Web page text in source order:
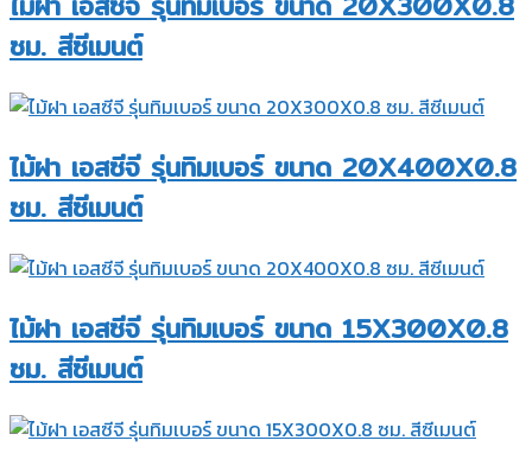
ซม. สีซีเมนต์
ไม้ฝา เอสซีจี รุ่นทิมเบอร์ ขนาด 20X400X0.8
ซม. สีซีเมนต์
ไม้ฝา เอสซีจี รุ่นทิมเบอร์ ขนาด 15X300X0.8
ซม. สีซีเมนต์